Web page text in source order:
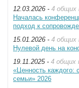
12.03.2026 - 4 общих
Началась
подход к
15.01.2026 - 4 общих
Нулевой день на
19.11.2025 - 4 общих
«Ценность каждого:
семьи» 2026